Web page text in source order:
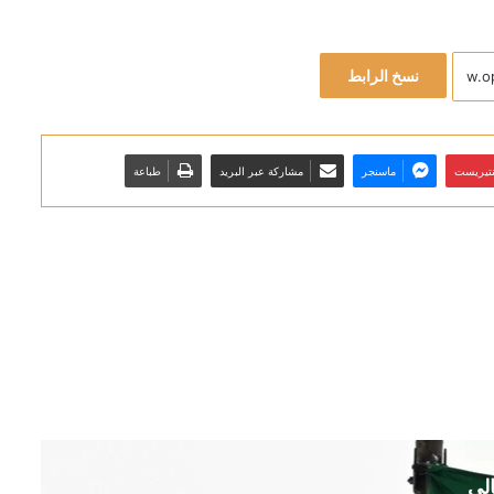
نسخ الرابط
ماسنجر مشاركة عبر البريد طباعة